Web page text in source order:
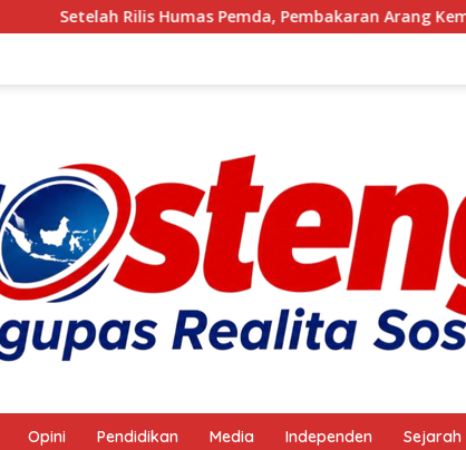
Pemda, Pembakaran Arang Kembali Berjalan, Ada Apa
Opini Pendidikan Media Independen Sejarah